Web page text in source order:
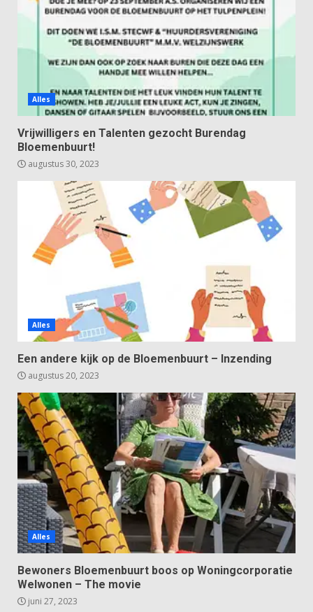
Alles
Vrijwilligers en Talenten gezocht Burendag
Bloemenbuurt!
augustus 30, 2023
Alles
Een andere kijk op de Bloemenbuurt – Inzending
augustus 20, 2023
Alles
Bewoners Bloemenbuurt boos op Woningcorporatie
Welwonen – The movie
juni 27, 2023